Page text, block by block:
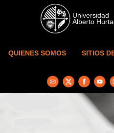
Skip to main content
QUIENES SOMOS SITIOS